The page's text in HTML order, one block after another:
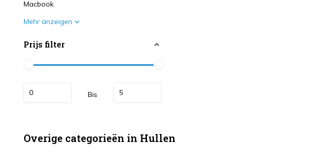
Macbook
Mehr anzeigen
Prijs filter
Bis
Overige categorieën in Hullen